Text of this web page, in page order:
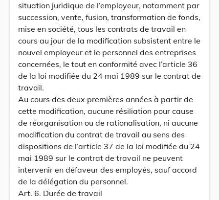
situation juridique de l’employeur, notamment par
succession, vente, fusion, transformation de fonds,
mise en société, tous les contrats de travail en
cours au jour de la modification subsistent entre le
nouvel employeur et le personnel des entreprises
concernées, le tout en conformité avec l’article 36
de la loi modifiée du 24 mai 1989 sur le contrat de
travail.
Au cours des deux premières années à partir de
cette modification, aucune résiliation pour cause
de réorganisation ou de rationalisation, ni aucune
modification du contrat de travail au sens des
dispositions de l’article 37 de la loi modifiée du 24
mai 1989 sur le contrat de travail ne peuvent
intervenir en défaveur des employés, sauf accord
de la délégation du personnel.
Art. 6. Durée de travail